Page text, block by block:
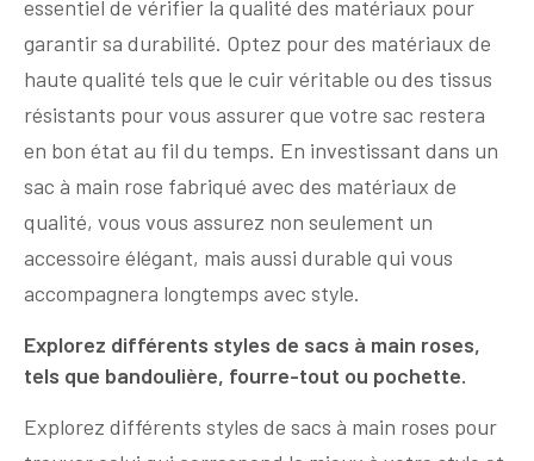
essentiel de vérifier la qualité des matériaux pour
garantir sa durabilité. Optez pour des matériaux de
haute qualité tels que le cuir véritable ou des tissus
résistants pour vous assurer que votre sac restera
en bon état au fil du temps. En investissant dans un
sac à main rose fabriqué avec des matériaux de
qualité, vous vous assurez non seulement un
accessoire élégant, mais aussi durable qui vous
accompagnera longtemps avec style.
Explorez différents styles de sacs à main roses,
tels que bandoulière, fourre-tout ou pochette.
Explorez différents styles de sacs à main roses pour